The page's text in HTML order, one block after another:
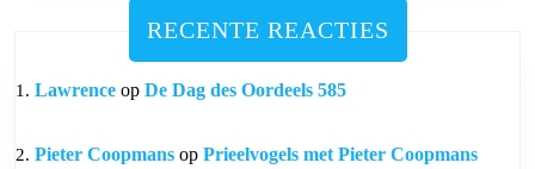
RECENTE REACTIES
Lawrence op De Dag des Oordeels 585
Pieter Coopmans op Prieelvogels met Pieter Coopmans